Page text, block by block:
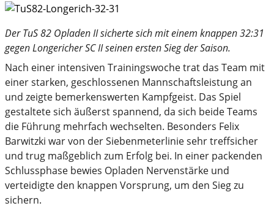
Der TuS 82 Opladen II sicherte sich mit einem knappen 32:31
gegen Longericher SC II seinen ersten Sieg der Saison.
Nach einer intensiven Trainingswoche trat das Team mit
einer starken, geschlossenen Mannschaftsleistung an
und zeigte bemerkenswerten Kampfgeist. Das Spiel
gestaltete sich äußerst spannend, da sich beide Teams
die Führung mehrfach wechselten. Besonders Felix
Barwitzki war von der Siebenmeterlinie sehr treffsicher
und trug maßgeblich zum Erfolg bei. In einer packenden
Schlussphase bewies Opladen Nervenstärke und
verteidigte den knappen Vorsprung, um den Sieg zu
sichern.